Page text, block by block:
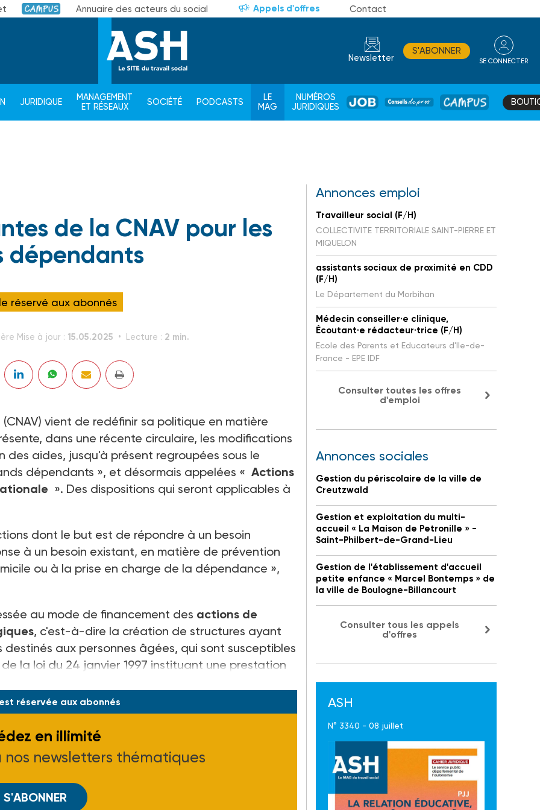
Campus Annuaire des acteurs du social Appels d'offres Contact
Newsletter
S'ABONNER
SE CONNECTER
JURIDIQUE
MANAGEMENT
ET RÉSEAUX
SOCIÉTÉ PODCASTS
LE
MAG
NUMÉROS
JURIDIQUES
JOB
DE
CAMPUS
de la CNAV pour les
dépendants
réservé aux abonnés
Mise à jour : 15.05.2025 Lecture : 2 min.
vient de redéfinir sa politique en matière
dans une récente circulaire, les modifications
aides, jusqu'à présent regroupées sous le
dépendants », et désormais appelées « Actions
». Des dispositions qui seront applicables à
dont le but est de répondre à un besoin
à un besoin existant, en matière de prévention
ou à la prise en charge de la dépendance »,
au mode de financement des actions de
, c'est-à-dire la création de structures ayant
aux personnes âgées, qui sont susceptibles
la loi du 24 janvier 1997 instituant une prestation
réservée aux abonnés
en illimité
nos newsletters thématiques
S'ABONNER
Annonces emploi
Travailleur social (F/H)
COLLECTIVITE TERRITORIALE SAINT-PIERRE ET
MIQUELON
assistants sociaux de proximité en CDD
(F/H)
Le Département du Morbihan
Médecin conseiller·e clinique,
Écoutant·e rédacteur·trice (F/H)
Ecole des Parents et Educateurs d'Ile-de-
France - EPE IDF
Consulter toutes les offres
d'emploi
Annonces sociales
Gestion du périscolaire de la ville de
Creutzwald
Gestion et exploitation du multi-
accueil « La Maison de Petronille » -
Saint-Philbert-de-Grand-Lieu
Gestion de l'établissement d'accueil
petite enfance « Marcel Bontemps » de
la ville de Boulogne-Billancourt
Consulter tous les appels
d'offres
ASH
N° 3340 - 08 juillet